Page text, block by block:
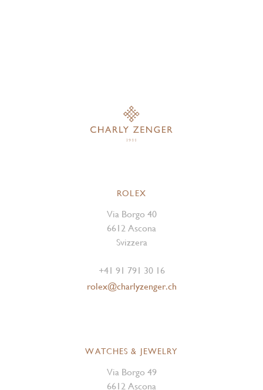
ROLEX
Via Borgo 40
6612 Ascona
Svizzera
+41 91 791 30 16
rolex@charlyzenger.ch
WATCHES & JEWELRY
Via Borgo 49
6612 Ascona